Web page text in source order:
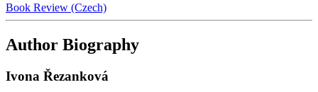
Book Review (Czech)
Author Biography
Ivona Řezanková